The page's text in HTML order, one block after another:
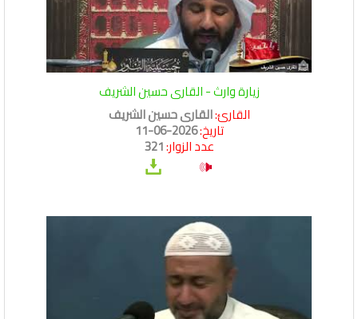
زيارة وارث - القارى حسين الشريف
القارئ:القارى حسين الشريف
تاريخ:2026-06-11
عدد الزوار:321